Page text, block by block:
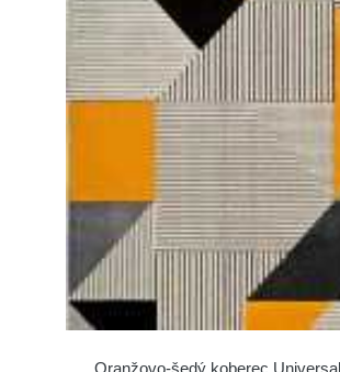
Oranžovo-šedý koberec